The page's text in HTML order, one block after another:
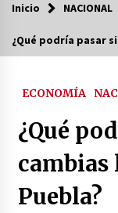
Inicio NACIONAL
¿Qué podría pasar
ECONOMÍA
¿Qué
cambias
Puebla?